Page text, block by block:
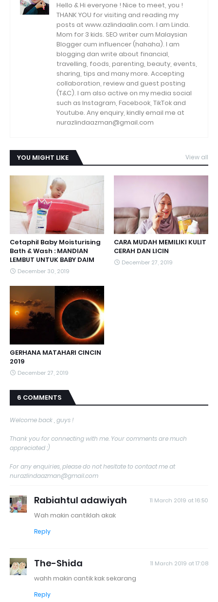
Hello & Hi everyone ! Nice to meet, you !
THANK YOU for visiting and reading my
posts at www.azlindaalin.com. I am Linda.
Mom for 3 kids. SEO writer cum Malaysian
Blogger cum influencer (hahaha). I am
blogging dan write about financial,
travelling, foods, parenting, beauty, events,
sharing, tips and many more. Accepting
collaboration, review and guest posting
(T&C). I am also active on my media social
such as Instagram, Facebook, TikTok and
Youtube. Any enquiry, kindly email me at
nurazlindaazman@gmail.com
YOU MIGHT LIKE View all
Cetaphil Baby Moisturising
Bath & Wash : MANDIAN
LEMBUT UNTUK BABY DAIM
December 30, 2019
CARA MUDAH MEMILIKI KULIT
CERAH DAN LICIN
December 27, 2019
GERHANA MATAHARI CINCIN
2019
December 27, 2019
6 COMMENTS
Welcome back , guys !
Thank you for connecting with me. Your comments are much
appreciated :)
For any enquiries, please do not hesitate to contact me at
nurazlindaazman@gmail.com
Rabiahtul adawiyah 11 March 2019 at 16:50
Wah makin cantiklah akak
Reply
The-Shida 11 March 2019 at 17:08
wahh makin cantik kak sekarang
Reply